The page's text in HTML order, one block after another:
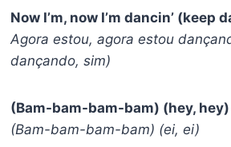
Now I’m, now I’m dancin’ (keep
Agora estou, agora estou
dançando, sim)
(Bam-bam-bam-bam) (hey, hey)
(Bam-bam-bam-bam) (ei, ei)